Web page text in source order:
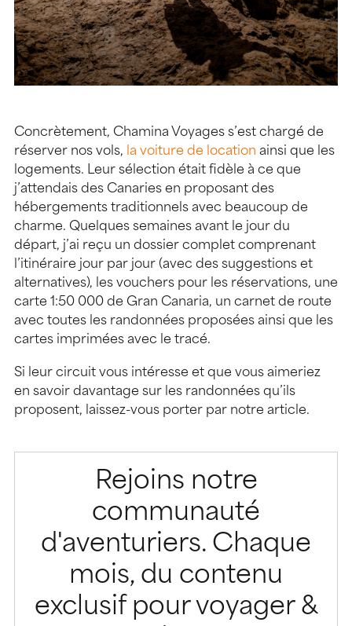
Concrètement, Chamina Voyages s’est chargé de
réserver nos vols, la voiture de location ainsi que les
logements. Leur sélection était fidèle à ce que
j’attendais des Canaries en proposant des
hébergements traditionnels avec beaucoup de
charme. Quelques semaines avant le jour du
départ, j’ai reçu un dossier complet comprenant
l’itinéraire jour par jour (avec des suggestions et
alternatives), les vouchers pour les réservations, une
carte 1:50 000 de Gran Canaria, un carnet de route
avec toutes les randonnées proposées ainsi que les
cartes imprimées avec le tracé.
Si leur circuit vous intéresse et que vous aimeriez
en savoir davantage sur les randonnées qu’ils
proposent, laissez-vous porter par notre article.
Rejoins notre
communauté
d'aventuriers. Chaque
mois, du contenu
exclusif pour voyager &